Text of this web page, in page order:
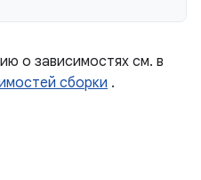
о зависимостях см. в
сборки .